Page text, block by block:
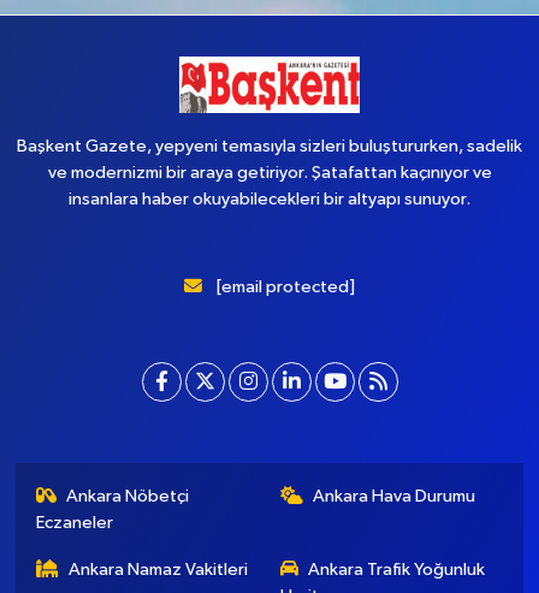
Başkent Gazete, yepyeni temasıyla sizleri buluştururken, sadelik
ve modernizmi bir araya getiriyor. Şatafattan kaçınıyor ve
insanlara haber okuyabilecekleri bir altyapı sunuyor.
[email protected]
Ankara Nöbetçi
Eczaneler
Ankara Hava Durumu
Ankara Namaz Vakitleri
Ankara Trafik Yoğunluk